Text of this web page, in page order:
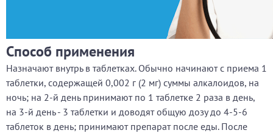
Способ применения
Назначают внутрь в таблетках. Обычно начинают с приема 1
таблетки, содержащей 0,002 г (2 мг) суммы алкалоидов, на
ночь; на 2-й день принимают по 1 таблетке 2 раза в день,
на 3-й день - 3 таблетки и доводят общую дозу до 4-5-6
таблеток в день; принимают препарат после еды. После